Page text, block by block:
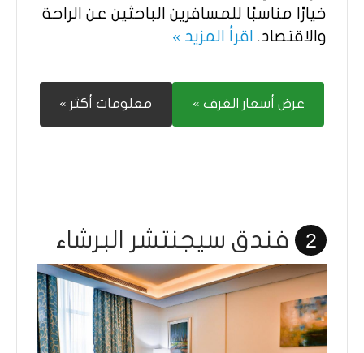
خيارًا مناسبًا للمسافرين الباحثين عن الراحة
والاقتصاد.​ اقرأ المزيد »
عرض أسعار الغرف » معلومات أكثر »
2 فندق سيجنتشر البرشاء